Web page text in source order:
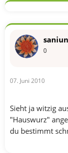
0
07. Juni 2010
Sieht ja witzig
"Hauswurz"
du bestimmt